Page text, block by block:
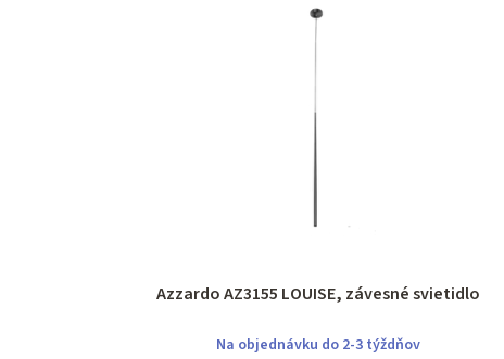
Azzardo AZ3155 LOUISE, závesné svietidlo
Na objednávku do 2-3 týždňov